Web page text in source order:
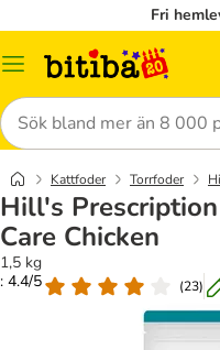
Fri
Meny
Sök
Kattfoder Torrfoder
Hill's
Care Chicken
1,5 kg
: 4.4/5
(23)